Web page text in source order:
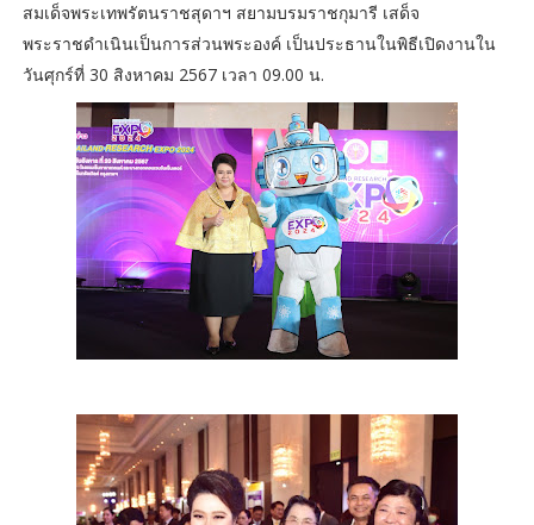
สมเด็จพระเทพรัตนราชสุดาฯ สยามบรมราชกุมารี เสด็จ
พระราชดำเนินเป็นการส่วนพระองค์ เป็นประธานในพิธีเปิดงานใน
วันศุกร์ที่ 30 สิงหาคม 2567 เวลา 09.00 น.